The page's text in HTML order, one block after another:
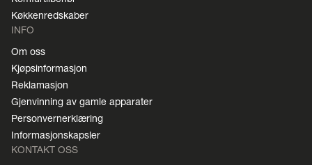
Køkkenredskaber
INFO
Om oss
Kjøpsinformasjon
Reklamasjon
Gjenvinning av gamle apparater
Personvernerklæring
Informasjonskapsler
KONTAKT OSS